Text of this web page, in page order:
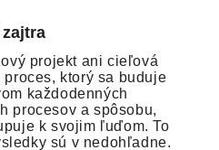
projekt ani cieľová
ktorý sa buduje
každodenných
procesov a spôsobu,
k svojim ľuďom. To
sú v nedohľadne.